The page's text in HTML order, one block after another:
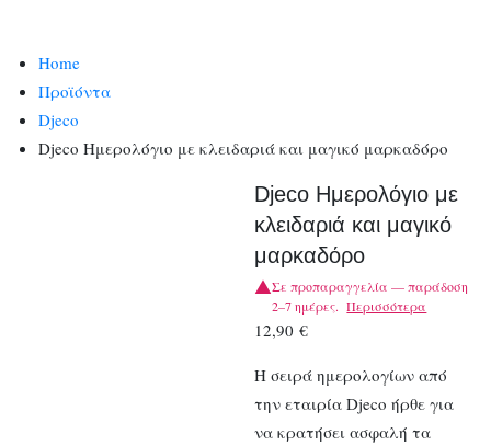
Home
Προϊόντα
Djeco
Djeco Ημερολόγιο με κλειδαριά και μαγικό μαρκαδόρο
Djeco Ημερολόγιο με
κλειδαριά και μαγικό
μαρκαδόρο
Σε προπαραγγελία — παράδοση
2–7 ημέρες. Περισσότερα
12,90€
Η σειρά ημερολογίων από
την εταιρία Djeco ήρθε για
να κρατήσει ασφαλή τα